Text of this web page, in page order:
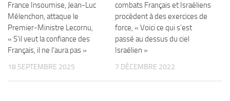
France Insoumise, Jean-Luc
Mélenchon, attaque le
Premier-Ministre Lecornu,
« S’il veut la confiance des
Français, il ne l’aura pas »
18 SEPTEMBRE 2025
combats Français et Israéliens
procèdent à des exercices de
force, « Voici ce qui s’est
passé au dessus du ciel
Israélien »
7 DÉCEMBRE 2022